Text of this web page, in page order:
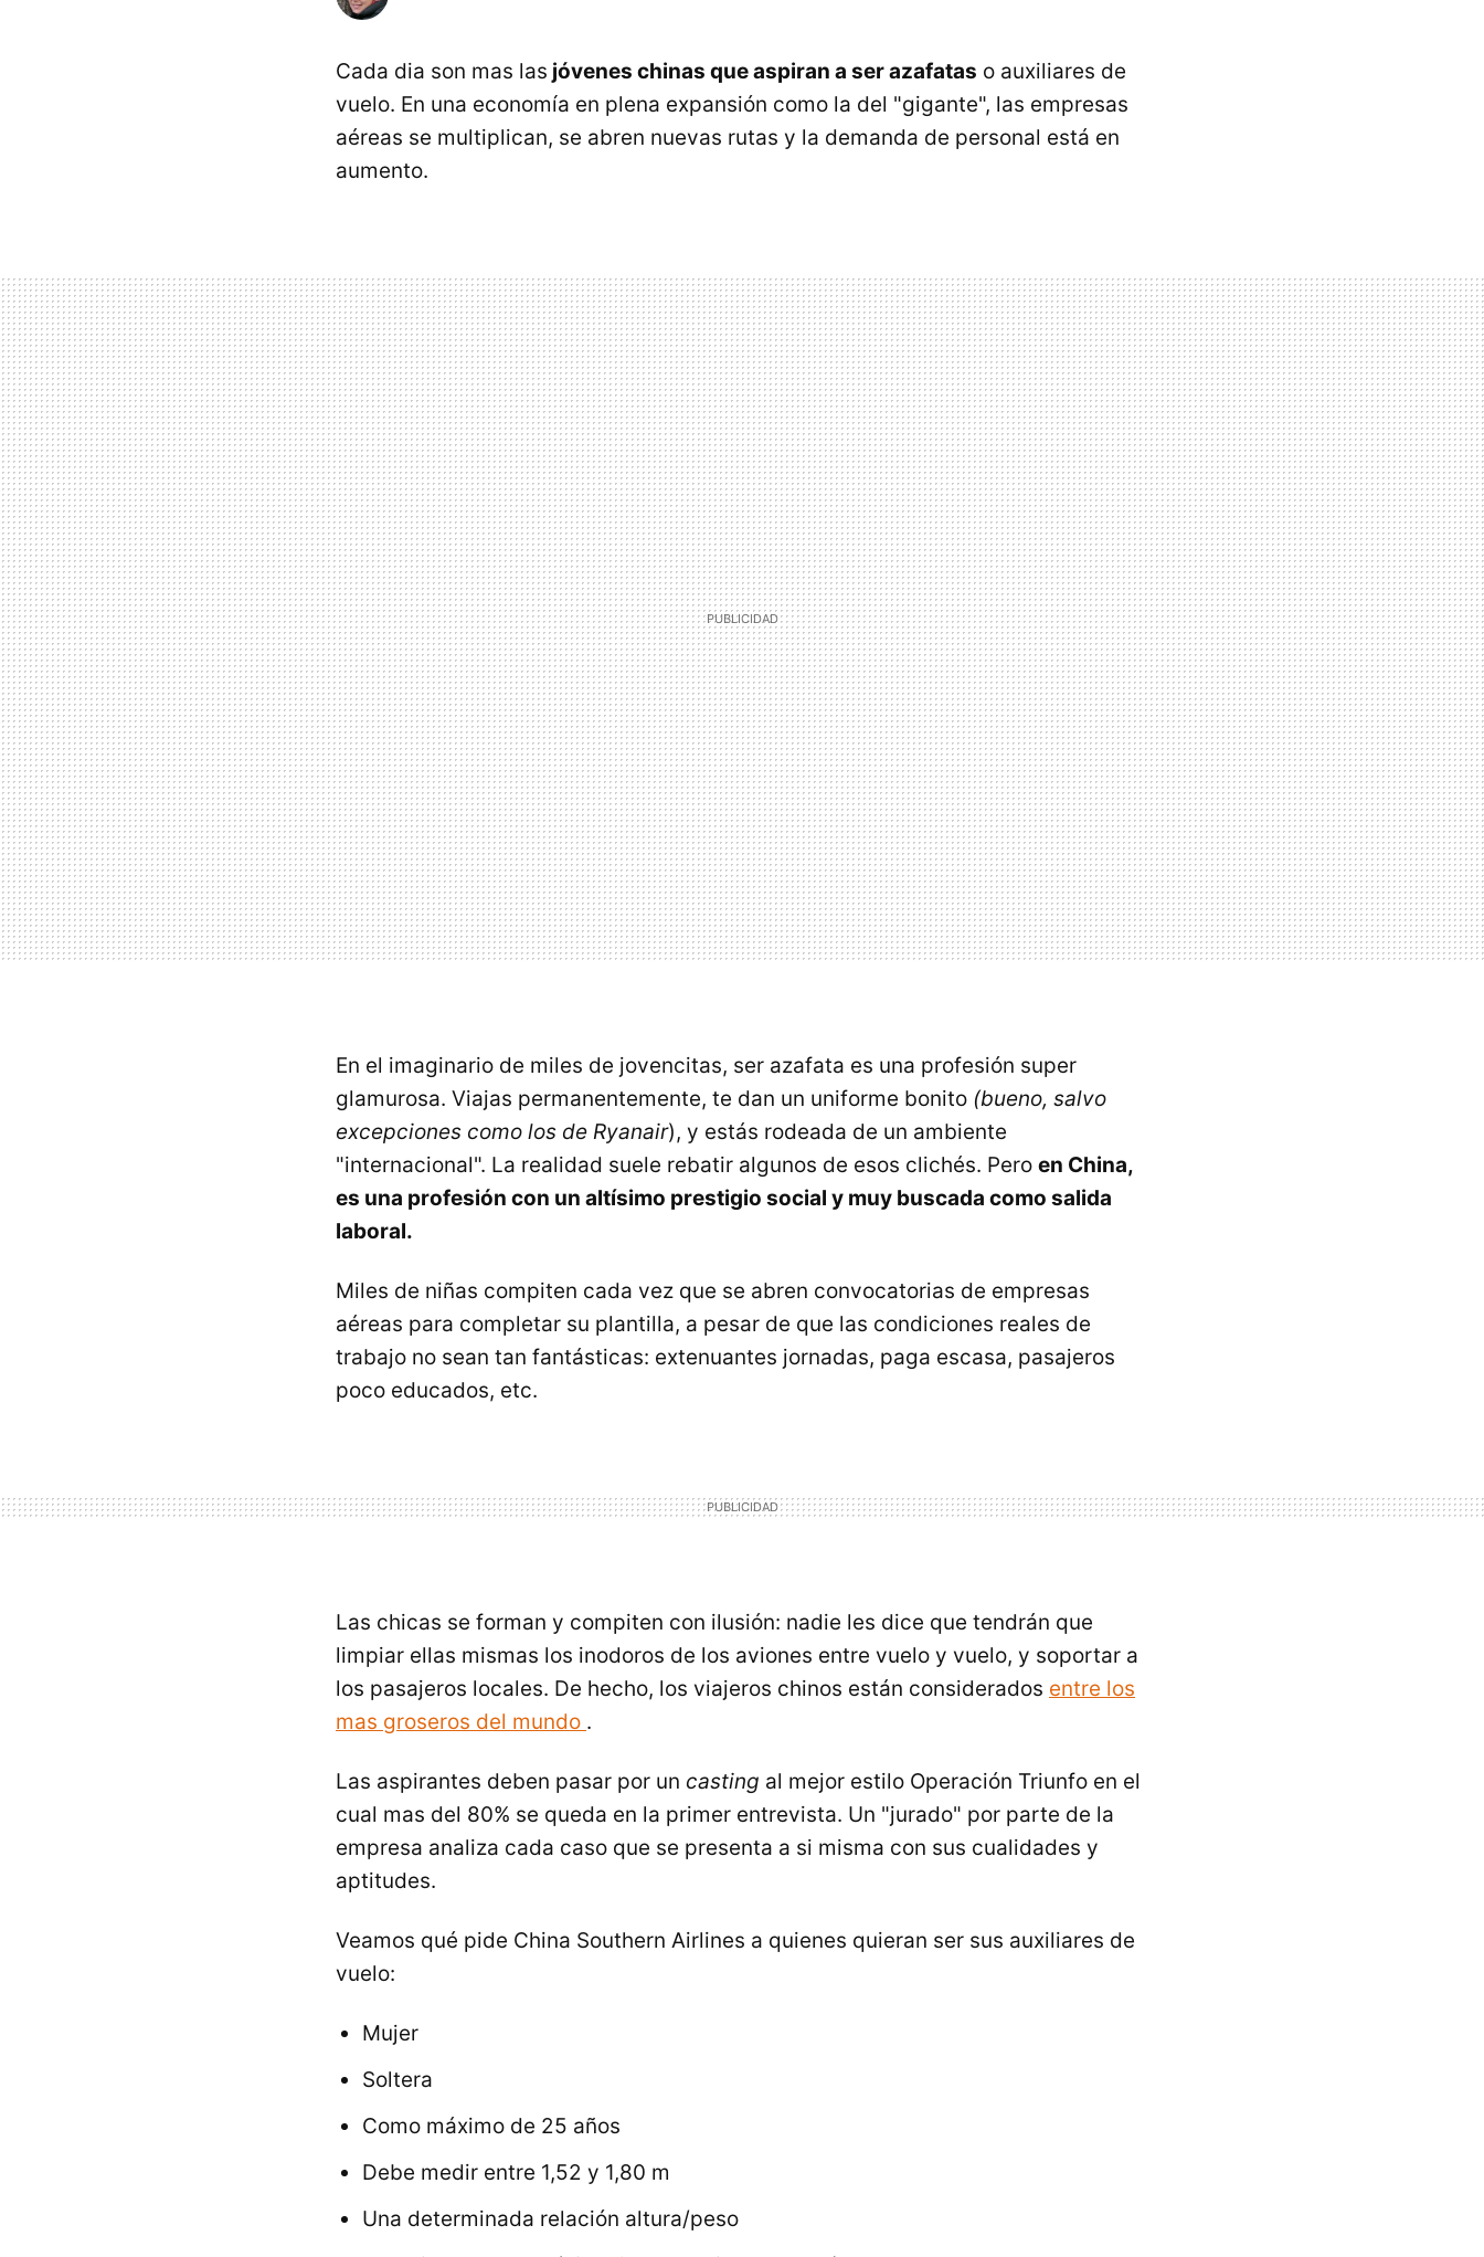
Cada dia son mas las jóvenes chinas que aspiran a ser azafatas o auxiliares de
vuelo. En una economía en plena expansión como la del "gigante", las empresas
aéreas se multiplican, se abren nuevas rutas y la demanda de personal está en
aumento.
En el imaginario de miles de jovencitas, ser azafata es una profesión super
glamurosa. Viajas permanentemente, te dan un uniforme bonito (bueno, salvo
excepciones como los de Ryanair), y estás rodeada de un ambiente
"internacional". La realidad suele rebatir algunos de esos clichés. Pero en China,
es una profesión con un altísimo prestigio social y muy buscada como salida
laboral.
Miles de niñas compiten cada vez que se abren convocatorias de empresas
aéreas para completar su plantilla, a pesar de que las condiciones reales de
trabajo no sean tan fantásticas: extenuantes jornadas, paga escasa, pasajeros
poco educados, etc.
Las chicas se forman y compiten con ilusión: nadie les dice que tendrán que
limpiar ellas mismas los inodoros de los aviones entre vuelo y vuelo, y soportar a
los pasajeros locales. De hecho, los viajeros chinos están considerados entre los
mas groseros del mundo .
Las aspirantes deben pasar por un casting al mejor estilo Operación Triunfo en el
cual mas del 80% se queda en la primer entrevista. Un "jurado" por parte de la
empresa analiza cada caso que se presenta a si misma con sus cualidades y
aptitudes.
Veamos qué pide China Southern Airlines a quienes quieran ser sus auxiliares de
vuelo:
Mujer
Soltera
Como máximo de 25 años
Debe medir entre 1,52 y 1,80 m
Una determinada relación altura/peso